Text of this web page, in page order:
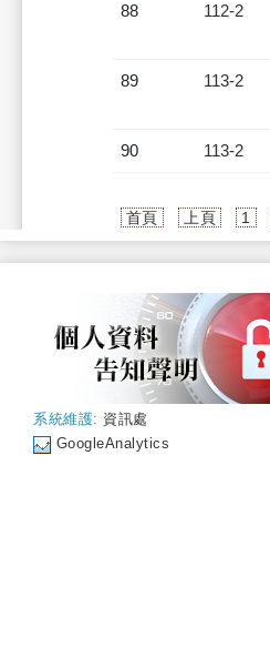
88 112-2
89 113-2
90 113-2
首頁 上頁 1
系統維護: 資訊處
GoogleAnalytics